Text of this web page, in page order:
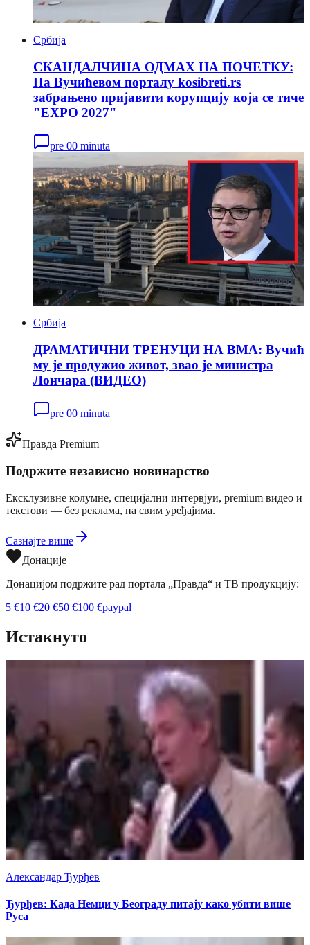
Србија
СКАНДАЛЧИНА ОДМАХ НА ПОЧЕТКУ:
На Вучићевом порталу kosibreti.rs
забрањенo пријавити корупцију која се тиче
"EXPO 2027"
pre 00 minuta
Србија
ДРАМАТИЧНИ ТРЕНУЦИ НА ВМА: Вучић
му је продужио живот, звао је министра
Лончара (ВИДЕО)
pre 00 minuta
Правда Premium
Подржите независно новинарство
Ексклузивне колумне, специјални интервјуи, premium видео и
текстови — без реклама, на свим уређајима.
Сазнајте више
Донације
Донацијом подржите рад портала „Правда“ и ТВ продукцију:
5 €10 €20 €50 €100 €paypal
Истакнуто
Александар Ђурђев
Ђурђев: Када Немци у Београду питају како убити више
Руса